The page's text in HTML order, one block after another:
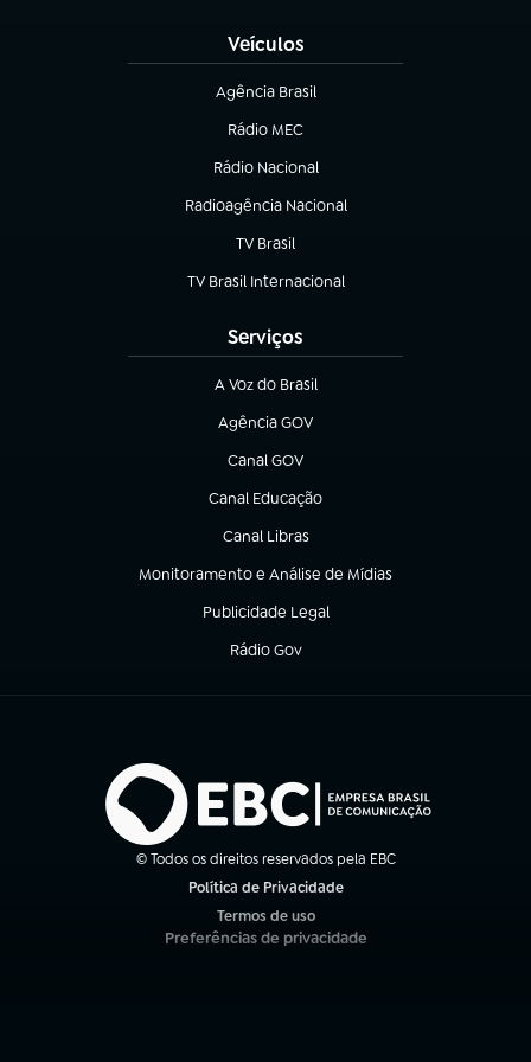
Veículos
Agência Brasil
(abre em nova aba)
Rádio MEC
(abre em nova aba)
Rádio Nacional
Radioagência Nacional
(abre em nova aba)
TV Brasil
(abre em nova aba)
TV Brasil Internacional
(abre em nova aba)
Serviços
A Voz do Brasil
(abre em nova aba)
Agência GOV
(abre em nova aba)
Canal GOV
(abre em nova aba)
Canal Educação
(abre em nova aba)
Canal Libras
(abre em nova aba)
Monitoramento e Análise de Mídias
(abre em nova aba)
Publicidade Legal
(abre em nova aba)
Rádio Gov
(abre em nova aba)
© Todos os direitos reservados pela EBC
Política de Privacidade
Termos de uso
(abre em nova aba)
Preferências de privacidade